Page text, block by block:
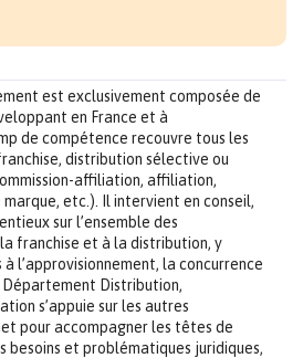
est exclusivement composée de
en France et à
de compétence recouvre tous les
distribution sélective ou
affiliation, affiliation,
etc.). Il intervient en conseil,
sur l’ensemble des
franchise et à la distribution, y
l’approvisionnement, la concurrence
Distribution,
s’appuie sur les autres
pour accompagner les têtes de
besoins et problématiques juridiques,